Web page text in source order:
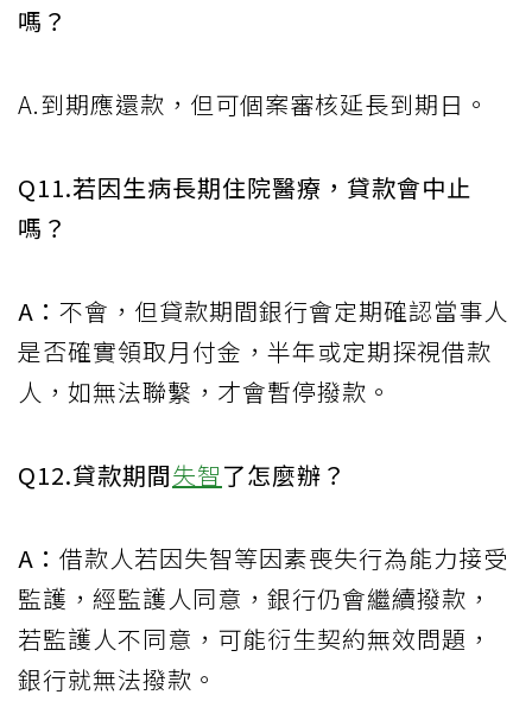
嗎？
A.到期應還款，但可個案審核延長到期日。
Q11.若因生病長期住院醫療，貸款會中止
嗎？
A： 不會，但貸款期間銀行會定期確認當事人
是否確實領取月付金，半年或定期探視借款
人，如無法聯繫，才會暫停撥款。
Q12.貸款期間失智了怎麼辦？
A： 借款人若因失智等因素喪失行為能力接受
監護，經監護人同意，銀行仍會繼續撥款，
若監護人不同意，可能衍生契約無效問題，
銀行就無法撥款。